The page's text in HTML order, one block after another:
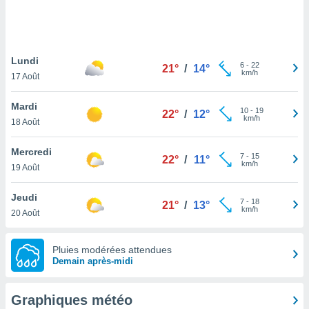
pas
de
à
cas,
que
sur le
et que
Lundi
17 Août
21° / 14° 6- 22
km/h
Mardi
18 Août
22° / 12° 10- 19
km/h
Mercredi
19 Août
22° / 11° 7- 15
km/h
Jeudi
20 Août
21° / 13° 7- 18
km/h
Pluies modérées attendues
Demain après-midi
Graphiques météo